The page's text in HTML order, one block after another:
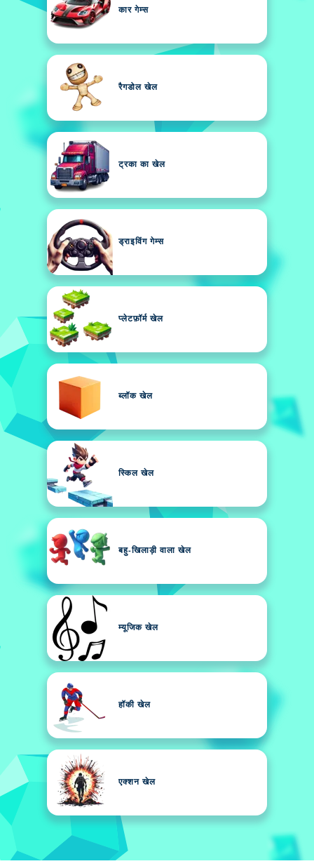
कार गेम्स
रैगडोल खेल
ट्रका का खेल
ड्राइविंग गेम्स
प्लेटफ़ॉर्म खेल
ब्लॉक खेल
स्किल खेल
बहु-खिलाड़ी वाला खेल
म्यूजिक खेल
हॉकी खेल
एक्शन खेल